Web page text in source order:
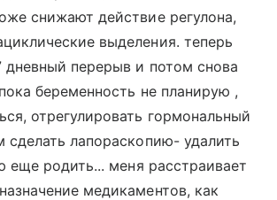
снижают действие регулона,
выделения. теперь
дневный перерыв и потом снова
беременность не планирую ,
отрегулировать гормональный
лапораскопию- удалить
еще родить... меня расстраивает
медикаментов, как